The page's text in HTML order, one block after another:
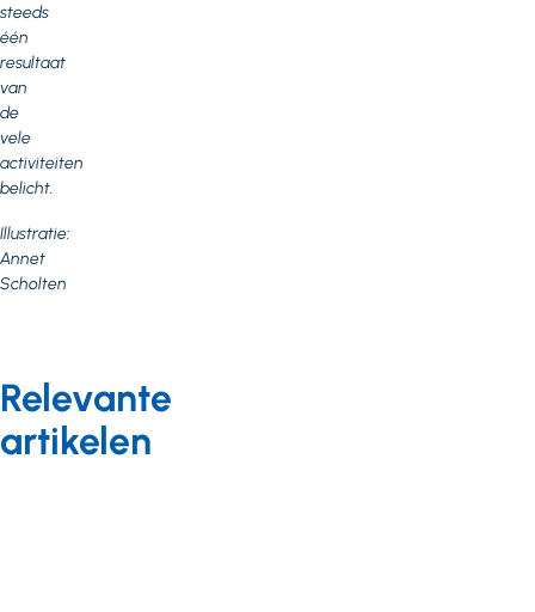
steeds
één
resultaat
van
de
vele
activiteiten
belicht.
Illustratie:
Annet
Scholten
Relevante
artikelen